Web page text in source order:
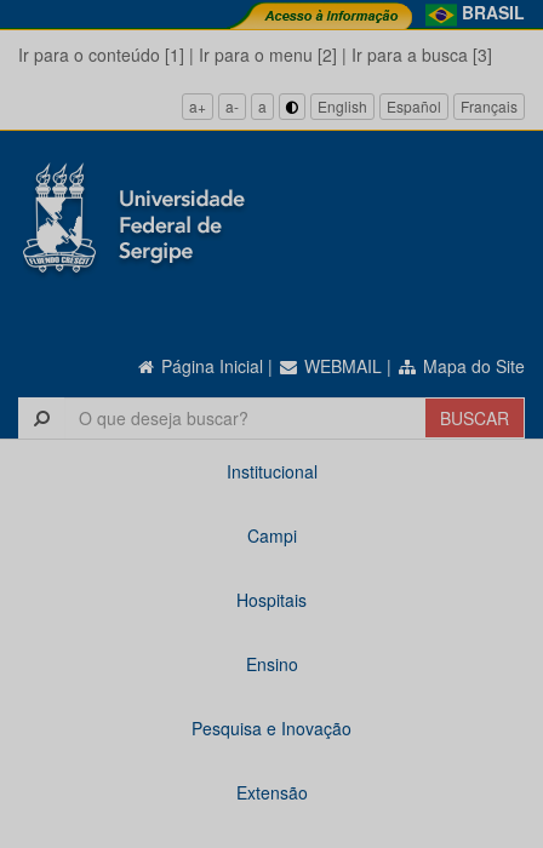
BRASIL
Ir para o conteúdo [1] | Ir para o menu [2] | Ir para a busca [3]
a+ a- a English Español Français
Página Inicial | WEBMAIL | Mapa do Site
Institucional
Campi
Hospitais
Ensino
Pesquisa e Inovação
Extensão